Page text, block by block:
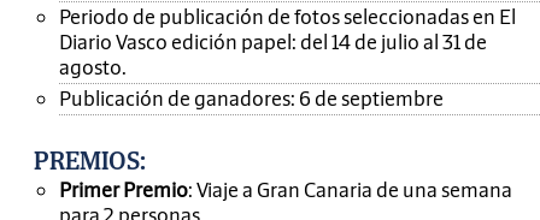
Periodo de publicación de fotos seleccionadas en El
Diario Vasco edición papel: del 14 de julio al 31 de
agosto.
Publicación de ganadores: 6 de septiembre
PREMIOS:
Primer Premio: Viaje a Gran Canaria de una semana